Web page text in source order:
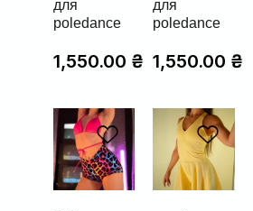
для
poledance
1,550.00 ₴
для
poledance
1,550.00 ₴